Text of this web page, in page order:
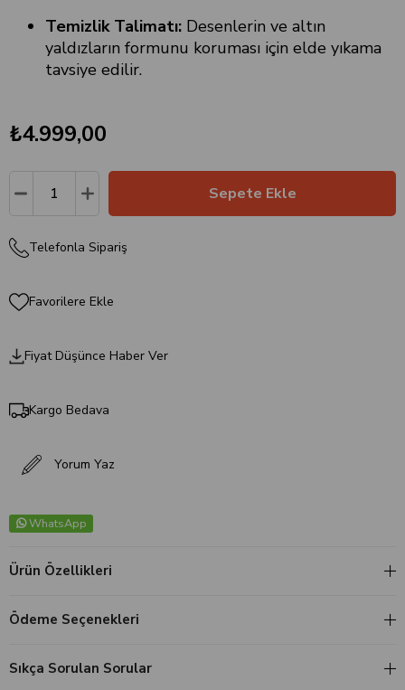
Temizlik Talimatı: Desenlerin ve altın
yaldızların formunu koruması için elde yıkama
tavsiye edilir.
₺4.999,00
Telefonla Sipariş
Favorilere Ekle
Fiyat Düşünce Haber Ver
Kargo Bedava
Yorum Yaz
WhatsApp
Ürün Özellikleri
Ödeme Seçenekleri
Sıkça Sorulan Sorular